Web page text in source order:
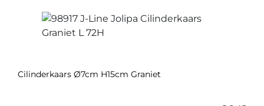
Cilinderkaars Ø7cm H15cm Graniet